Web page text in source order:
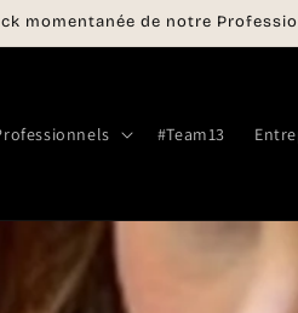
momentanée de notre
#Team13